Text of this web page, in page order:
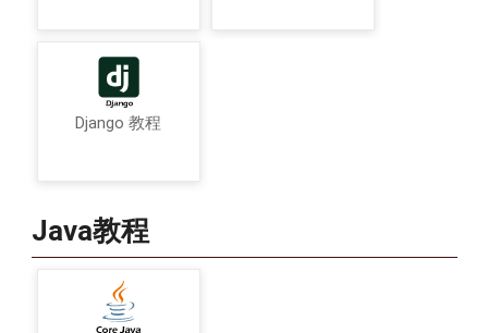
Django 教程
Java教程